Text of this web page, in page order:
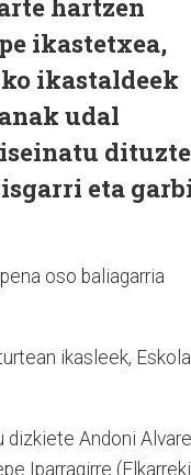
hartzen
ikastetxea,
ikastaldeek
udal
eta
oso baliagarria
ikasleek, Eskola
Andoni
Iparragirre